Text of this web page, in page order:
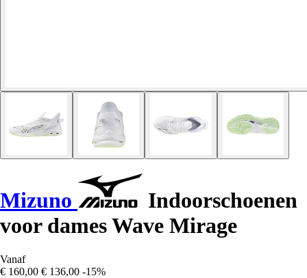
Mizuno
Indoorschoenen
voor dames Wave Mirage
Vanaf
€ 160,00 € 136,00 -15%